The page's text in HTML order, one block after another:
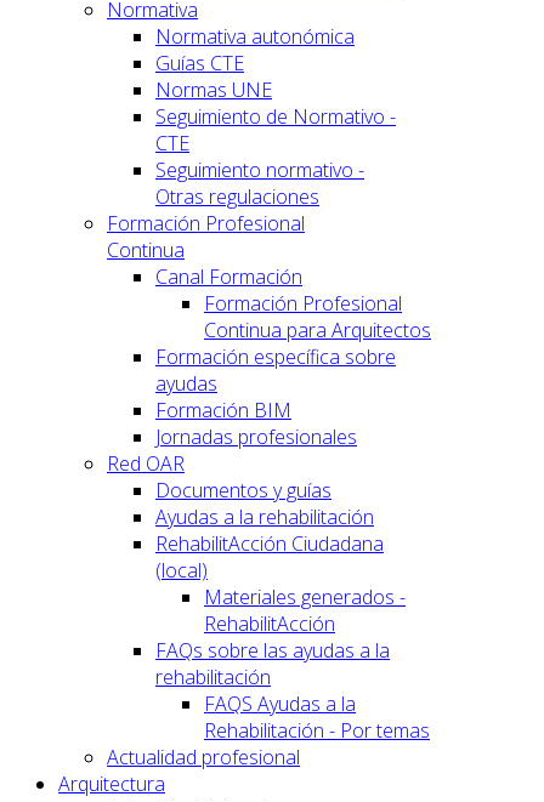
Normativa
Normativa autonómica
Guías CTE
Normas UNE
Seguimiento de Normativo -
CTE
Seguimiento normativo -
Otras regulaciones
Formación Profesional
Continua
Canal Formación
Formación Profesional
Continua para Arquitectos
Formación específica sobre
ayudas
Formación BIM
Jornadas profesionales
Red OAR
Documentos y guías
Ayudas a la rehabilitación
RehabilitAcción Ciudadana
(local)
Materiales generados -
RehabilitAcción
FAQs sobre las ayudas a la
rehabilitación
FAQS Ayudas a la
Rehabilitación - Por temas
Actualidad profesional
Arquitectura